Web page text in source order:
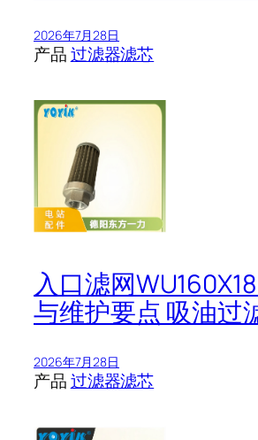
2026年7月28日
产品过滤器滤芯
入口滤网
与维护要点 吸油过
2026年7月28日
产品过滤器滤芯